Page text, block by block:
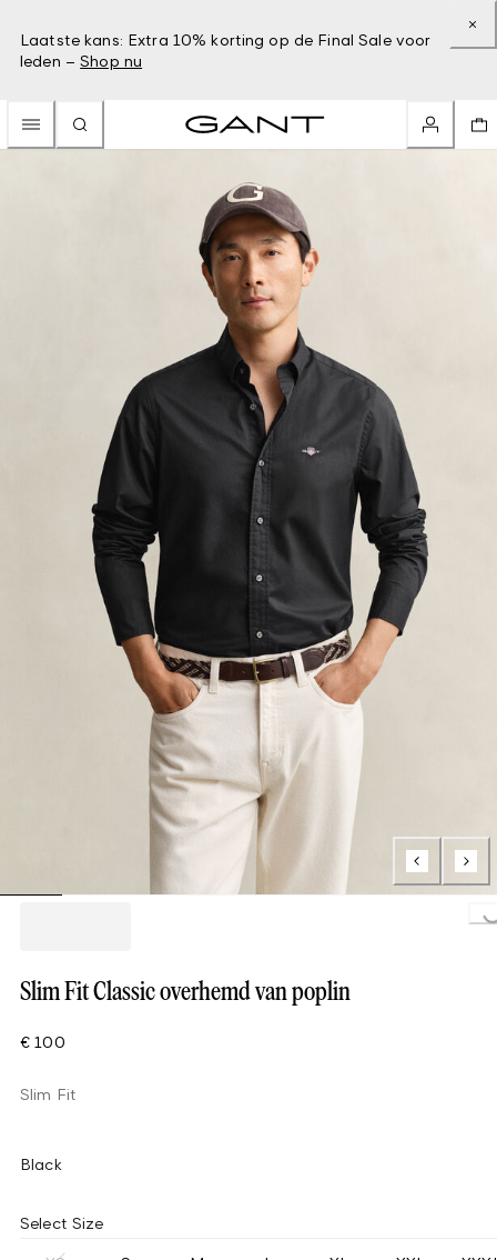
Laatste kans: Extra 10% korting op de Final Sale voor
leden – Shop nu
Slim Fit Classic overhemd van poplin
€ 100
Slim Fit
Black
Select Size